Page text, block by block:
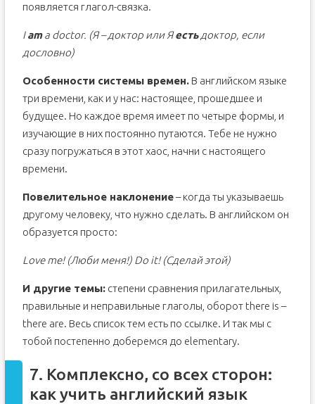
появляется глагол-связка.
Iama doctor. (Я – доктор или Яестьдоктор, если
дословно)
Особенности системы времен.В английском языке
три времени, как и у нас: настоящее, прошедшее и
будущее. Но каждое время имеет по четыре формы, и
изучающие в них постоянно путаются. Тебе не нужно
сразу погружаться в этот хаос, начни с настоящего
времени.
Повелительное наклонение– когда ты указываешь
другому человеку, что нужно сделать. В английском он
образуется просто:
Love me! (Люби меня!) Do it! (Сделай этой)
И другие темы:степени сравнения прилагательных,
правильные и неправильные глаголы, оборот there is –
there are. Весь список тем есть по ссылке. И так мы с
тобой постепенно доберемся до elementary.
7. Комплексно, со всех сторон:
как учить английский язык